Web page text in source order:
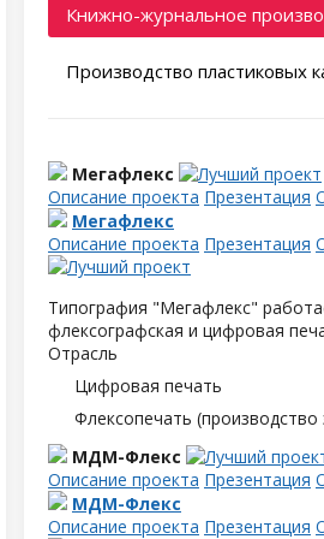
Книжно-журнальное
Производство пластиковых
Мегафлекс
Описание проекта Презентация
Мегафлекс
Описание проекта Презентация
Типография "Мегафлекс"
флексографская и цифровая
Отрасль
Цифровая печать
Флексопечать (производство
МДМ-Флекс
Описание проекта Презентация
МДМ-Флекс
Описание проекта Презентация